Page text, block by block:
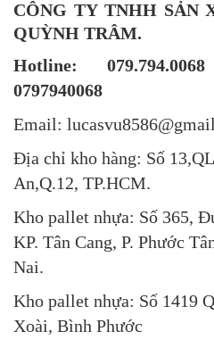
CÔNG TY TNHH SẢN
QUỲNH TRÂM.
Hotline:
0797940068
Email:
Địa chỉ kho hàng: Số
An,Q.12, TP.HCM.
Kho pallet nhựa: Số 365,
KP. Tân Cang, P. Phước
Nai.
Kho pallet nhựa: Số 1419
Xoài, Bình Phước